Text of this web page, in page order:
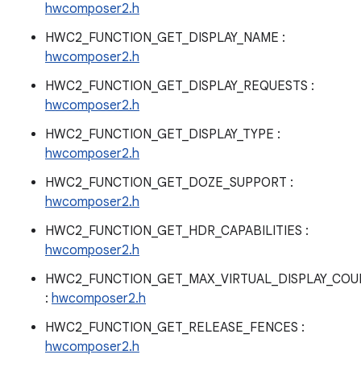
hwcomposer2.h
HWC2_FUNCTION_GET_DISPLAY_NAME :
hwcomposer2.h
HWC2_FUNCTION_GET_DISPLAY_REQUESTS :
hwcomposer2.h
HWC2_FUNCTION_GET_DISPLAY_TYPE :
hwcomposer2.h
HWC2_FUNCTION_GET_DOZE_SUPPORT :
hwcomposer2.h
HWC2_FUNCTION_GET_HDR_CAPABILITIES :
hwcomposer2.h
: hwcomposer2.h
HWC2_FUNCTION_GET_RELEASE_FENCES :
hwcomposer2.h